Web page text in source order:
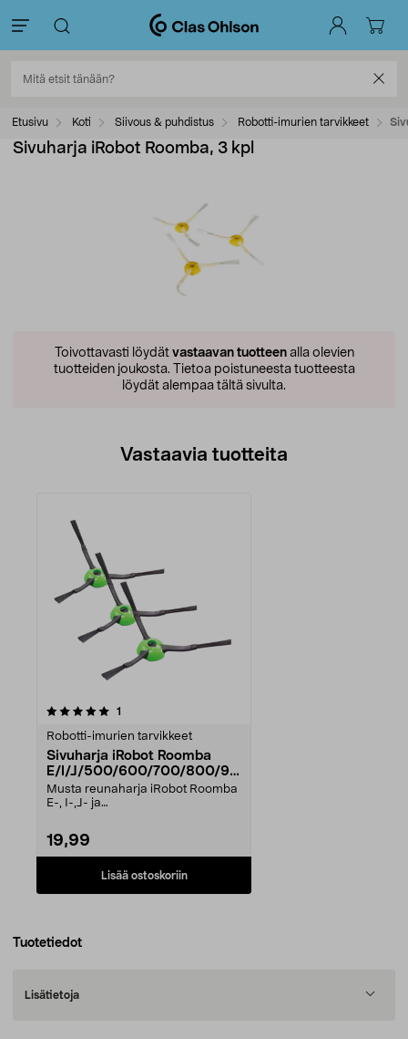
Etusivu Koti Siivous & puhdistus Robotti-imurien tarvikkeet
Sivuharja iRobot Roomba, 3 kpl
Toivottavasti löydät vastaavan tuotteenalla olevien
tuotteiden joukosta. Tietoa poistuneesta tuotteesta
löydät alempaa tältä sivulta.
Vastaavia tuotteita
1
Robotti-imurien tarvikkeet
Sivuharja iRobot Roomba
E/I/J/500/600/700/800/90
0-sarja, 3 kpl
Musta reunaharja iRobot Roomba
E-, I-,J- ja
19,99
Lisää ostoskoriin
Tuotetiedot
Lisätietoja